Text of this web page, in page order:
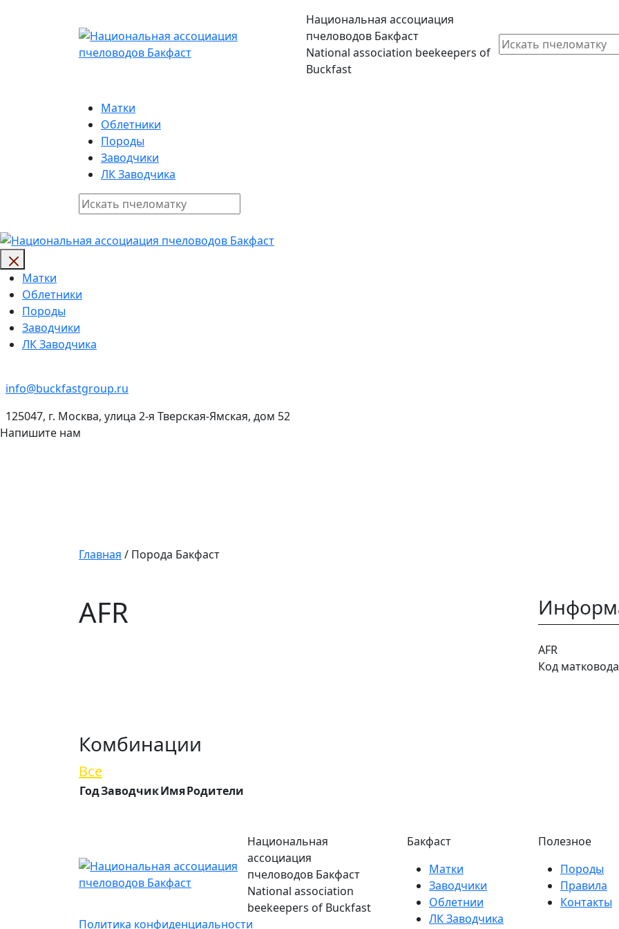
Национальная ассоциация
пчеловодов Бакфаст
National association beekeepers of
Buckfast
Матки
Облетники
Породы
Заводчики
ЛК Заводчика
Матки
Облетники
Породы
Заводчики
ЛК Заводчика
info@buckfastgroup.ru
125047, г. Москва, улица 2-я Тверская-Ямская, дом 52
Напишите нам
Главная / Порода Бакфаст
AFR
AFR
Код
Комбинации
Все
ГодЗаводчикИмяРодители
Национальная
ассоциация
пчеловодов Бакфаст
National association
beekeepers of Buckfast
Политика конфиденциальности
Бакфаст
Матки
Заводчики
Облетнии
ЛК Заводчика
Полезное
Породы
Правила
Контакты